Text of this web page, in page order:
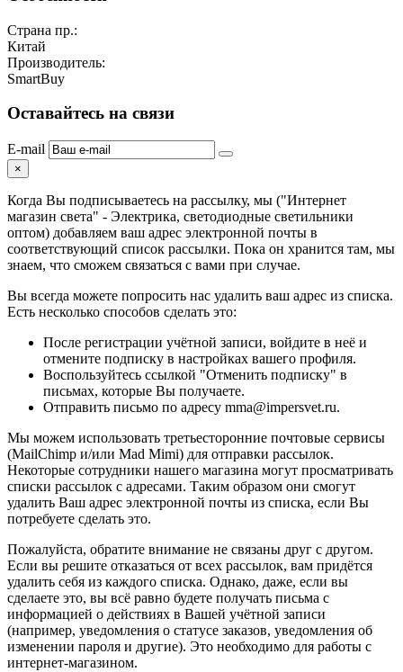
Страна пр.:
Китай
Производитель:
SmartBuy
Оставайтесь на связи
E-mail
×
Когда Вы подписываетесь на рассылку, мы ("Интернет
магазин света" - Электрика, светодиодные светильники
оптом) добавляем ваш адрес электронной почты в
соответствующий список рассылки. Пока он хранится там, мы
знаем, что сможем связаться с вами при случае.
Вы всегда можете попросить нас удалить ваш адрес из списка.
Есть несколько способов сделать это:
После регистрации учётной записи, войдите в неё и
отмените подписку в настройках вашего профиля.
Воспользуйтесь ссылкой "Отменить подписку" в
письмах, которые Вы получаете.
Отправить письмо по адресу mma@impersvet.ru.
Мы можем использовать третьесторонние почтовые сервисы
(MailChimp и/или Mad Mimi) для отправки рассылок.
Некоторые сотрудники нашего магазина могут просматривать
списки рассылок с адресами. Таким образом они смогут
удалить Ваш адрес электронной почты из списка, если Вы
потребуете сделать это.
Пожалуйста, обратите внимание не связаны друг с другом.
Если вы решите отказаться от всех рассылок, вам придётся
удалить себя из каждого списка. Однако, даже, если вы
сделаете это, вы всё равно будете получать письма с
информацией о действиях в Вашей учётной записи
(например, уведомления о статусе заказов, уведомления об
изменении пароля и другие). Это необходимо для работы с
интернет-магазином.